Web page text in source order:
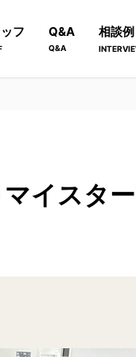
フ Q&A
Q&A
相談例
イスタ